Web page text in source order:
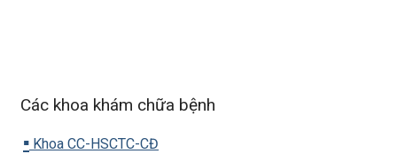
Các khoa khám chữa bệnh
▪️ Khoa CC-HSCTC-CĐ